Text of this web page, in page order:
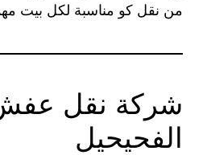
من نقل كو مناسبة لكل بيت
شركة نقل
الفحيحيل